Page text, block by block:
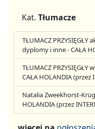
Kat. Tłumacze
TŁUMACZ
dyplomy i inne - CAŁA
TŁUMACZ
CAŁA HOLANDIA (przez
Natalia Zweekhorst-
HOLANDIA (przez